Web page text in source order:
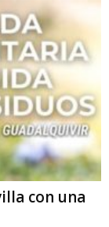
con una